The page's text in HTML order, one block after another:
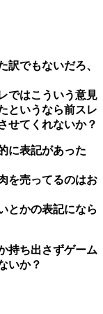
訳でもないだろ、
ではこういう意見
というなら前スレ
せてくれないか？
に表記があった
を売ってるのはお
とかの表記になら
持ち出さずゲーム
いか？